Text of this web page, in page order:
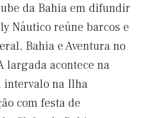
da Bahia em difundir
Náutico reúne barcos e
Bahia e Aventura no
largada acontece na
intervalo na Ilha
com festa de